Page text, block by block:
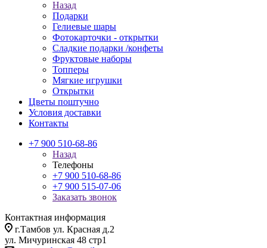
Назад
Подарки
Гелиевые шары
Фотокарточки - открытки
Сладкие подарки /конфеты
Фруктовые наборы
Топперы
Мягкие игрушки
Открытки
Цветы поштучно
Условия доставки
Контакты
+7 900 510-68-86
Назад
Телефоны
+7 900 510-68-86
+7 900 515-07-06
Заказать звонок
Контактная информация
г.Тамбов ул. Красная д.2
ул. Мичуринская 48 стр1